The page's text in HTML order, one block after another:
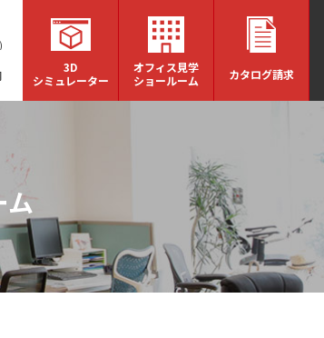
3D
シミュレーター
オフィス見学
ショールーム
カタログ請求
ム